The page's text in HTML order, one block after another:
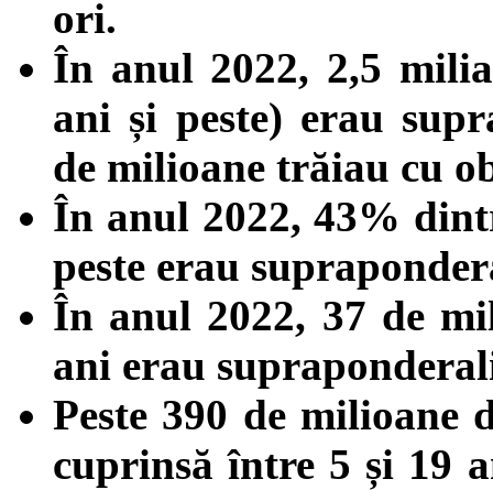
ori.
În anul 2022, 2,5
ani și peste) erau
de milioane trăiau cu
În anul 2022, 43%
peste erau
În anul 2022, 37 de
ani erau
Peste 390 de milioane
cuprinsă între 5 și 19